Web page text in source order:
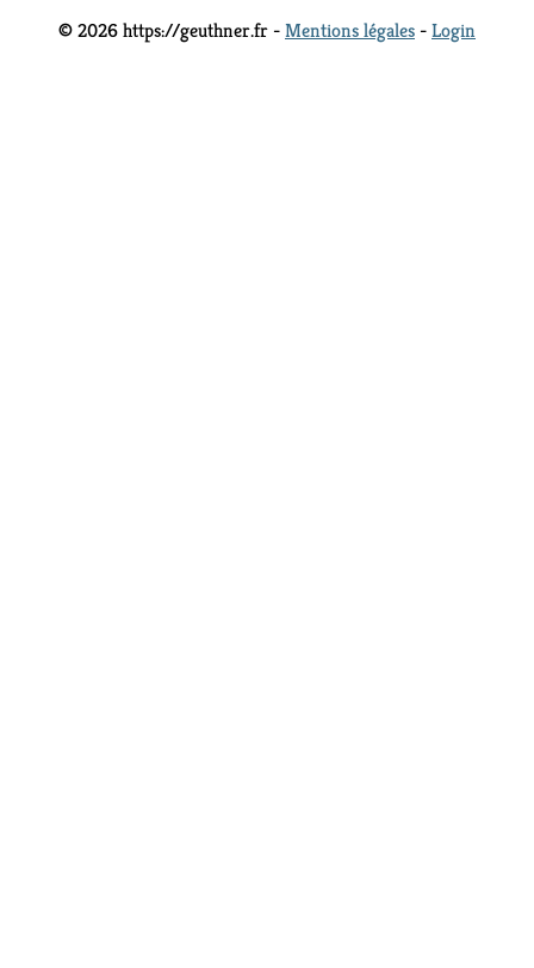
© 2026 https://geuthner.fr -Mentions légales -Login